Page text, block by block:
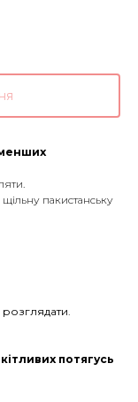
пакистанську
розглядати.
потягусь